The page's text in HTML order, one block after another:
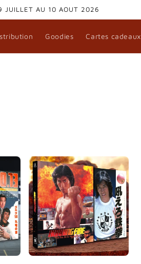
JUILLET AU 10 AOUT 2026
Goodies Cartes cadeaux